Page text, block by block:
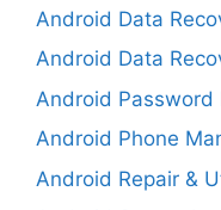
Android Data
Android Data
Android Password
Android Phone
Android Repair &